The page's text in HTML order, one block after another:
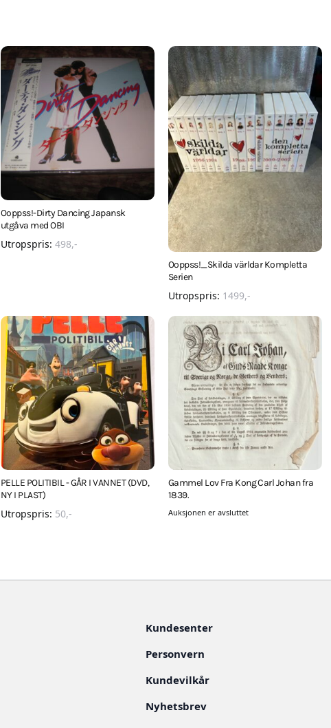
Ooppss!-Dirty Dancing Japansk
utgåva med OBI
Utropspris: 498,-
Ooppss!_Skilda världar Kompletta
Serien
Utropspris: 1499,-
PELLE POLITIBIL - GÅR I VANNET (DVD,
NY I PLAST)
Utropspris: 50,-
Gammel Lov Fra Kong Carl Johan fra
1839.
Auksjonen er avsluttet
Kundesenter
Personvern
Kundevilkår
Nyhetsbrev